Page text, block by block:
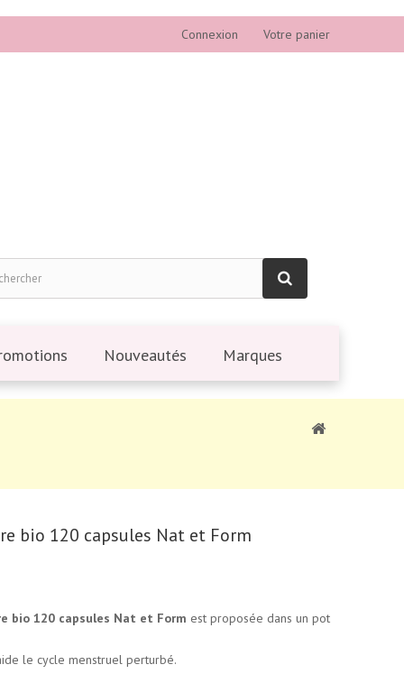
Connexion Votre panier
Nouveautés Marques
bio 120 capsules Nat et Form
bio 120 capsules Nat et Form est proposée dans un pot
le cycle menstruel perturbé.